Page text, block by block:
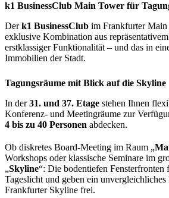
k1 BusinessClub Main Tower für
Derk1 BusinessClub im Frankfurter
exklusive Kombination aus
erstklassiger Funktionalität – und das in
Immobilien der Stadt.
Tagungsräume mit Blick auf die Skyline
In der31. und 37. Etage stehen Ihnen
Konferenz- und Meetingräume zur
4 bis zu 40 Personen abdecken.
Ob diskretes Board-Meeting im Raum „
Workshops oder klassische Seminare im
„Skyline“: Die bodentiefen Fensterfronten
Tageslicht und geben ein unvergleichliches
Frankfurter Skyline frei.